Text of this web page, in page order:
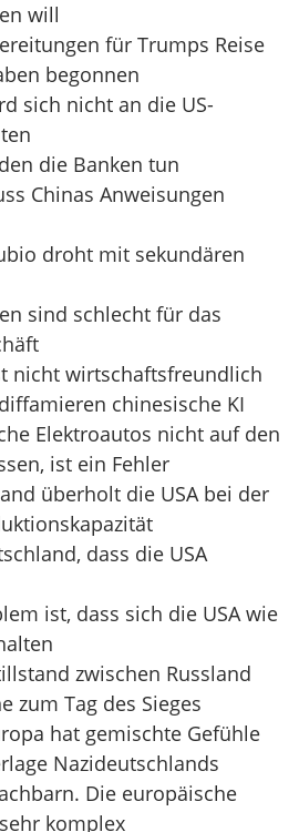
will
für Trumps Reise
begonnen
sich nicht an die US-
die Banken tun
Chinas Anweisungen
droht mit sekundären
sind schlecht für das
nicht wirtschaftsfreundlich
chinesische KI
Elektroautos nicht auf den
ist ein Fehler
überholt die USA bei der
dass die USA
ist, dass sich die USA wie
zwischen Russland
zum Tag des Sieges
hat gemischte Gefühle
Nazideutschlands
Die europäische
komplex